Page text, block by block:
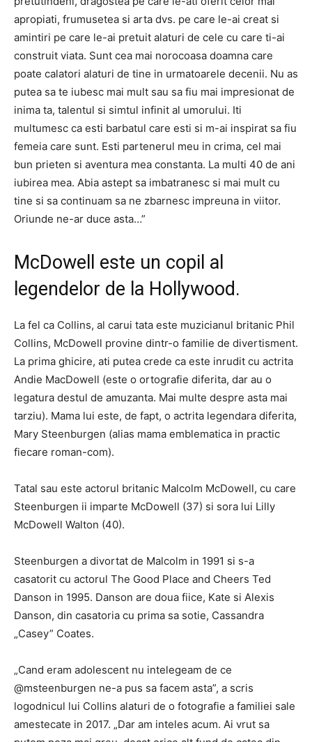
apropiati, frumusetea si arta dvs. pe care le-ai creat si
amintiri pe care le-ai pretuit alaturi de cele cu care ti-ai
construit viata. Sunt cea mai norocoasa doamna care
poate calatori alaturi de tine in urmatoarele decenii. Nu as
putea sa te iubesc mai mult sau sa fiu mai impresionat de
inima ta, talentul si simtul infinit al umorului. Iti
multumesc ca esti barbatul care esti si m-ai inspirat sa fiu
femeia care sunt. Esti partenerul meu in crima, cel mai
bun prieten si aventura mea constanta. La multi 40 de ani
iubirea mea. Abia astept sa imbatranesc si mai mult cu
tine si sa continuam sa ne zbarnesc impreuna in viitor.
Oriunde ne-ar duce asta…”
McDowell este un copil al
legendelor de la Hollywood.
La fel ca Collins, al carui tata este muzicianul britanic Phil
Collins, McDowell provine dintr-o familie de divertisment.
La prima ghicire, ati putea crede ca este inrudit cu actrita
Andie MacDowell (este o ortografie diferita, dar au o
legatura destul de amuzanta. Mai multe despre asta mai
tarziu). Mama lui este, de fapt, o actrita legendara diferita,
Mary Steenburgen (alias mama emblematica in practic
fiecare roman-com).
Tatal sau este actorul britanic Malcolm McDowell, cu care
Steenburgen ii imparte McDowell (37) si sora lui Lilly
McDowell Walton (40).
Steenburgen a divortat de Malcolm in 1991 si s-a
casatorit cu actorul The Good Place and Cheers Ted
Danson in 1995. Danson are doua fiice, Kate si Alexis
Danson, din casatoria cu prima sa sotie, Cassandra
„Casey” Coates.
„Cand eram adolescent nu intelegeam de ce
@msteenburgen ne-a pus sa facem asta”, a scris
logodnicul lui Collins alaturi de o fotografie a familiei sale
amestecate in 2017. „Dar am inteles acum. Ai vrut sa